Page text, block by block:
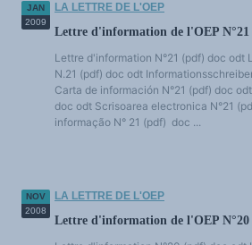
JAN
2009
LA LETTRE DE L'OEP
Lettre d'information de l'OEP N°21
Lettre d'information N°21 (pdf) doc odt
N.21 (pdf) doc odt
Carta de información N°21 (pdf) doc
doc odt Scrisoarea electronica N°21
informação N° 21 (pdf) doc ...
NOV
2008
LA LETTRE DE L'OEP
Lettre d'information de l'OEP N°20